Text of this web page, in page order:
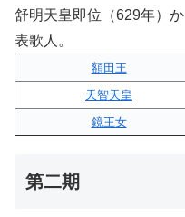
舒明天皇即位（629年）
表歌人。
額田王
天智天皇
鏡王女
第二期